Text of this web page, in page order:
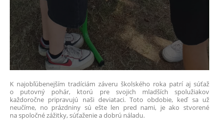
K najobľúbenejším tradíciám záveru školského roka patrí aj súťaž
o putovný pohár, ktorú pre svojich mladších spolužiakov
každoročne pripravujú naši deviataci. Toto obdobie, keď sa už
neučíme, no prázdniny sú ešte len pred nami, je ako stvorené
na spoločné zážitky, súťaženie a dobrú náladu.